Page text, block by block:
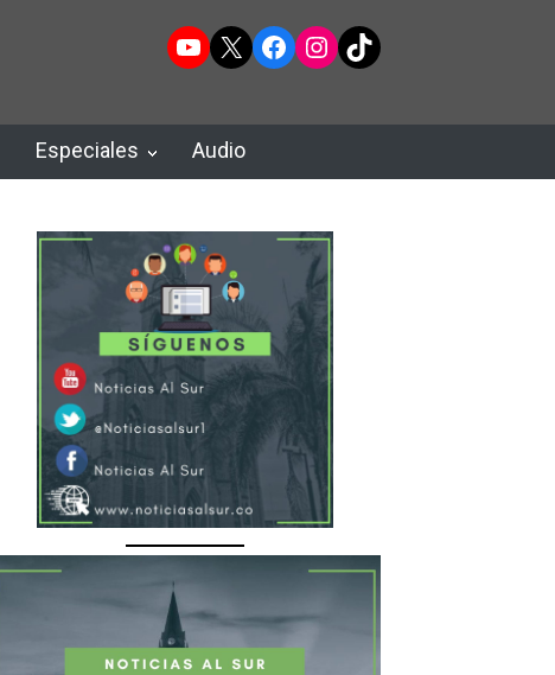
YouTube
X Facebook
Instagram
TikTok
Especiales Audio